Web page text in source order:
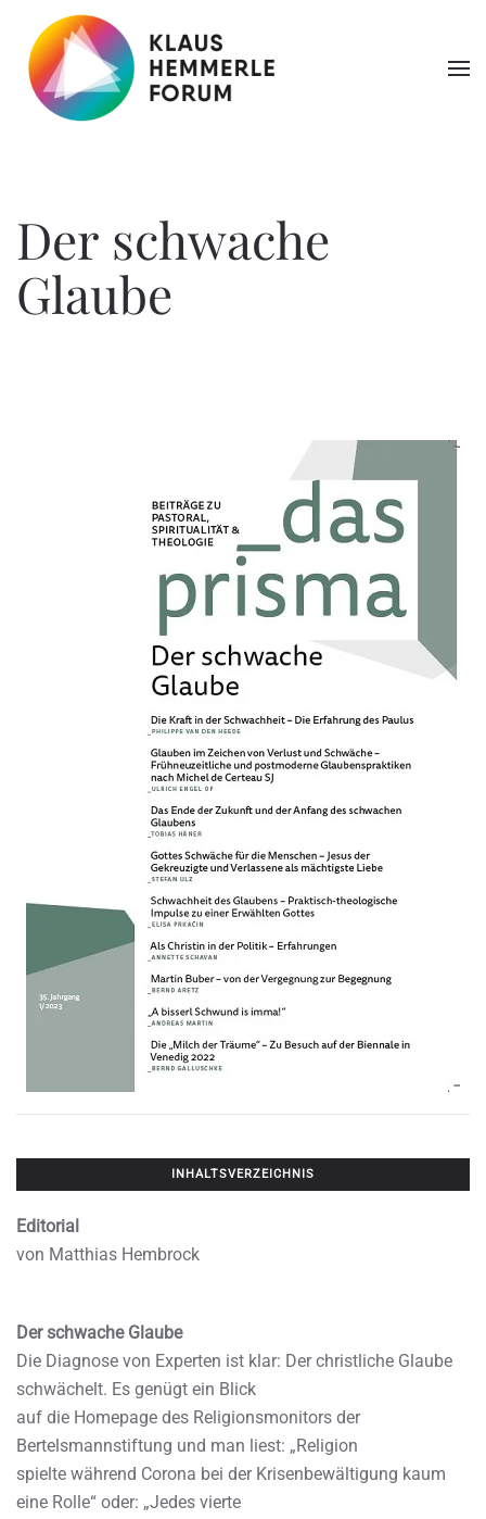
Zum Hauptinhalt springen
Der schwache
Glaube
INHALTSVERZEICHNIS
Editorial
von Matthias Hembrock
Der schwache Glaube
Die Diagnose von Experten ist klar: Der christliche Glaube
schwächelt. Es genügt ein Blick
auf die Homepage des Religionsmonitors der
Bertelsmannstiftung und man liest: „Religion
spielte während Corona bei der Krisenbewältigung kaum
eine Rolle“ oder: „Jedes vierte